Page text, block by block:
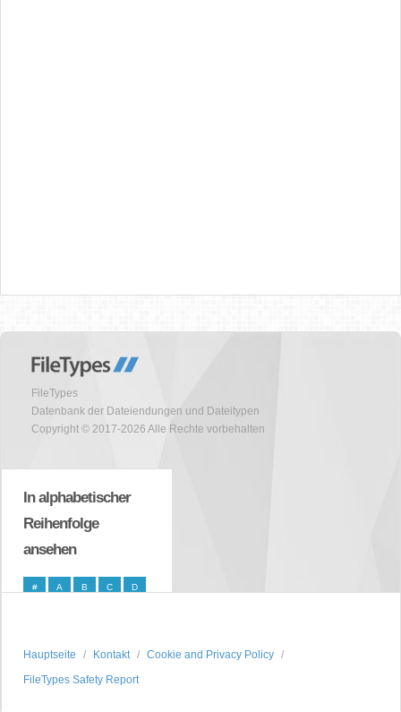
FileTypes
Datenbank der Dateiendungen und Dateitypen
Copyright © 2017-2026 Alle Rechte vorbehalten
In alphabetischer
Reihenfolge
ansehen
# A B C D
O P Q R S
Hauptseite Kontakt
Cookie and Privacy Policy
FileTypes Safety Report